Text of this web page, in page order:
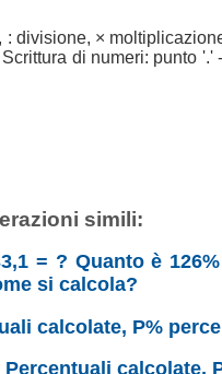
: divisione, ×
di numeri: punto
simili:
= ? Quanto è
si calcola?
calcolate, P%
calcolate,